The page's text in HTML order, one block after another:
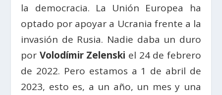
la democracia. La Unión Europea ha
optado por apoyar a Ucrania frente a la
invasión de Rusia. Nadie daba un duro
por Volodímir Zelenski el 24 de febrero
de 2022. Pero estamos a 1 de abril de
2023, esto es, a un año, un mes y una